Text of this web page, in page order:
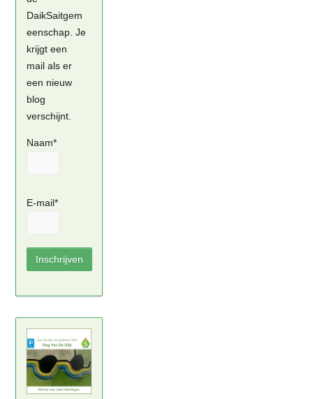
DaikSaitgem
eenschap. Je
krijgt een
mail als er
een nieuw
blog
verschijnt.
Naam*
E-mail*